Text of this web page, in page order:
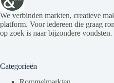
We verbinden markten, creatieve
platform. Voor iedereen die graag
op zoek is naar bijzondere vondsten.
Categorieën